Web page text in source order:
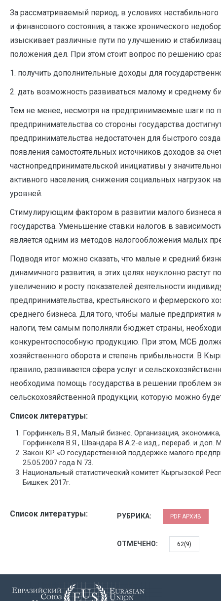
За рассматриваемый период, в условиях
и финансового состояния, а также хронического
изыскивает различные пути по улучшению и
положения дел. При этом стоит вопрос по решению
1. получить дополнительные доходы для
2. дать возможность развиваться малому и среднему
Тем не менее, несмотря на предпринимаемые шаги по
предпринимательства со стороны государства
предпринимательства недостаточен для быстрого
появления самостоятельных источников доходов за
частнопредпринимательской инициативы у
активного населения, снижения социальных нагрузок
уровней.
Стимулирующим фактором в развитии малого бизнеса
государства. Уменьшение ставки налогов в
является одним из методов налогообложения малых
Подводя итог можно сказать, что малые и средний
динамичного развития, в этих целях неуклонно растут
увеличению и росту показателей деятельности
предпринимательства, крестьянского и фермерского
среднего бизнеса. Для того, чтобы малые предприятия
налоги, тем самым пополняли бюджет страны,
конкурентоспособную продукцию. При этом, МСБ
хозяйственного оборота и степень прибыльности. В
правило, развивается сфера услуг и
необходима помощь государства в решении проблем
сельскохозяйственной продукции, которую можно
Список литературы:
Горфинкель В.Я., Малый бизнес. Организация,
Горфинкеля В.Я., Швандара В.А.2-е изд., перераб. и
Закон КР «О государственной поддержке малого
25.05.2007 года N 73.
Национальный статистический комитет Кыргызской
Бишкек 2017г.
Список литературы: РУБРИКА: PDF АРХИВ
ОТМЕЧЕНО: 62(9)